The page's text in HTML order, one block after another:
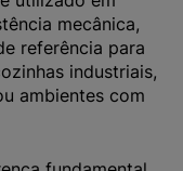
mecânica,
referência para
industriais,
ambientes com